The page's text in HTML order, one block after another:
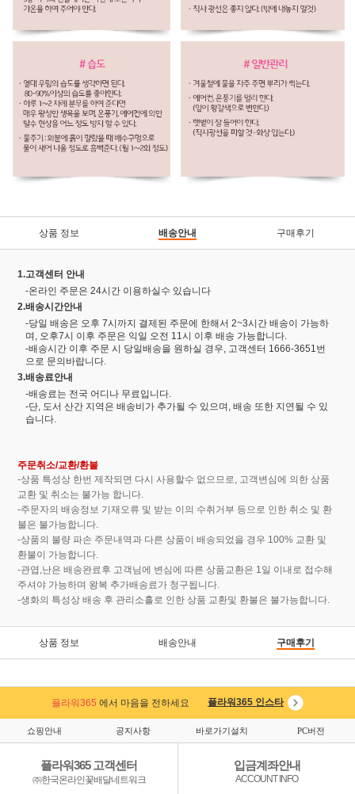
상품 정보 배송안내 구매후기
1.고객센터 안내
-온라인 주문은 24시간 이용하실수 있습니다
2.배송시간안내
-당일 배송은 오후 7시까지 결제된 주문에 한해서 2~3시간 배송이 가능하
며, 오후7시 이후 주문은 익일 오전 11시 이후 배송 가능합니다.
-배송시간 이후 주문 시 당일배송을 원하실 경우, 고객센터 1666-3651번
으로 문의바랍니다.
3.배송료안내
-배송료는 전국 어디나 무료입니다.
-단, 도서 산간 지역은 배송비가 추가될 수 있으며, 배송 또한 지연될 수 있
습니다.
주문취소/교환/환불
-상품 특성상 한번 제작되면 다시 사용할수 없으므로, 고객변심에 의한 상품
교환 및 취소는 불가능 합니다.
-주문자의 배송정보 기재오류 및 받는 이의 수취거부 등으로 인한 취소 및 환
불은 불가능합니다.
-상품의 불량 파손 주문내역과 다른 상품이 배송되었을 경우 100% 교환 및
환불이 가능합니다.
-관엽,난은 배송완료후 고객님에 변심에 따른 상품교환은 1일 이내로 접수해
주셔야 가능하며 왕복 추가배송료가 청구됩니다.
-생화의 특성상 배송 후 관리소홀로 인한 상품 교환및 환불은 불가능합니다.
상품 정보 배송안내 구매후기
플라워365 에서 마음을 전하세요 플라워365 인스타
쇼핑안내 공지사항 바로가기설치 PC버전
플라워365 고객센터
㈜한국온라인꽃배달네트워크
입금계좌안내
ACCOUNT INFO